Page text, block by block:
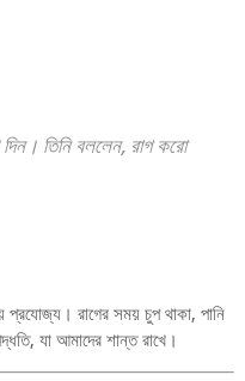
তিনি বললেন, রাগ করো
রাগের সময় চুপ থাকা, পানি
যা আমাদের শান্ত রাখে।